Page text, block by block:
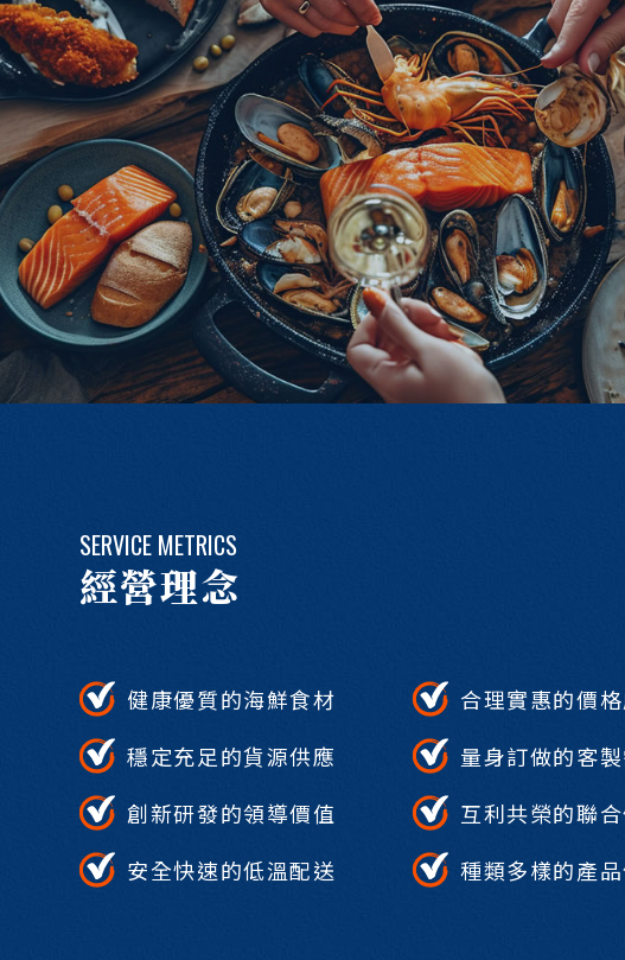
SERVICE METRICS
經營理念
健康優質的海鮮食材
穩定充足的貨源供應
創新研發的領導價值
安全快速的低溫配送
合理實惠的價
量身訂做的客
互利共榮的聯
種類多樣的產